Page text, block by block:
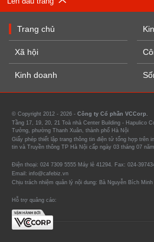
Trang chủ
Xã hội
Kinh doanh
© Copyright 2012 - 2026 - Công ty Cổ phần VCCorp.
Tầng 17, 19, 20, 21 Toà nhà Center Building - Hapulico
Tưởng, phường Thanh Xuân, thành phố Hà Nội
Giấy phép thiết lập trang thông tin điện tử tổng hợp trên
tin và Truyền thông TP Hà Nội cấp ngày 03 tháng 07
Điện thoại: 024 7309 5555 Máy lẻ 41294. Fax: 024-
Email: info@cafebiz.vn
Chịu trách nhiệm quản lý nội dung: Bà Nguyễn Bích Minh
Hỗ trợ quảng cáo: